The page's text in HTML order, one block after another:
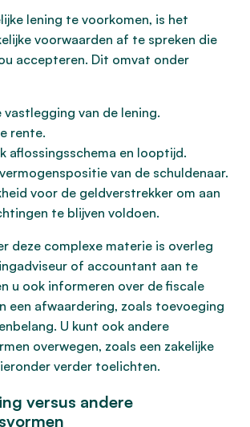
lening te voorkomen, is het
voorwaarden af te spreken die
accepteren. Dit omvat onder
vastlegging van de lening.
rente.
aflossingsschema en looptijd.
van de schuldenaar.
voor de geldverstrekker om aan
te blijven voldoen.
deze complexe materie is overleg
of accountant aan te
u ook informeren over de fiscale
een afwaardering, zoals toevoeging
U kunt ook andere
overwegen, zoals een zakelijke
verder toelichten.
versus andere